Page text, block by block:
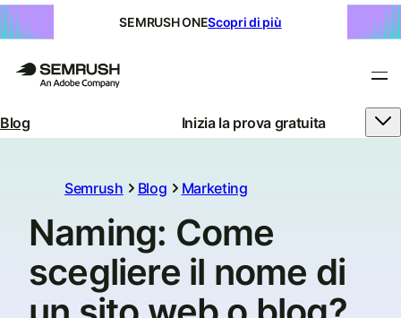
SEMRUSH ONEScopri di più
Blog Inizia la prova gratuita
Semrush Blog Marketing
Naming: Come
scegliere il nome di